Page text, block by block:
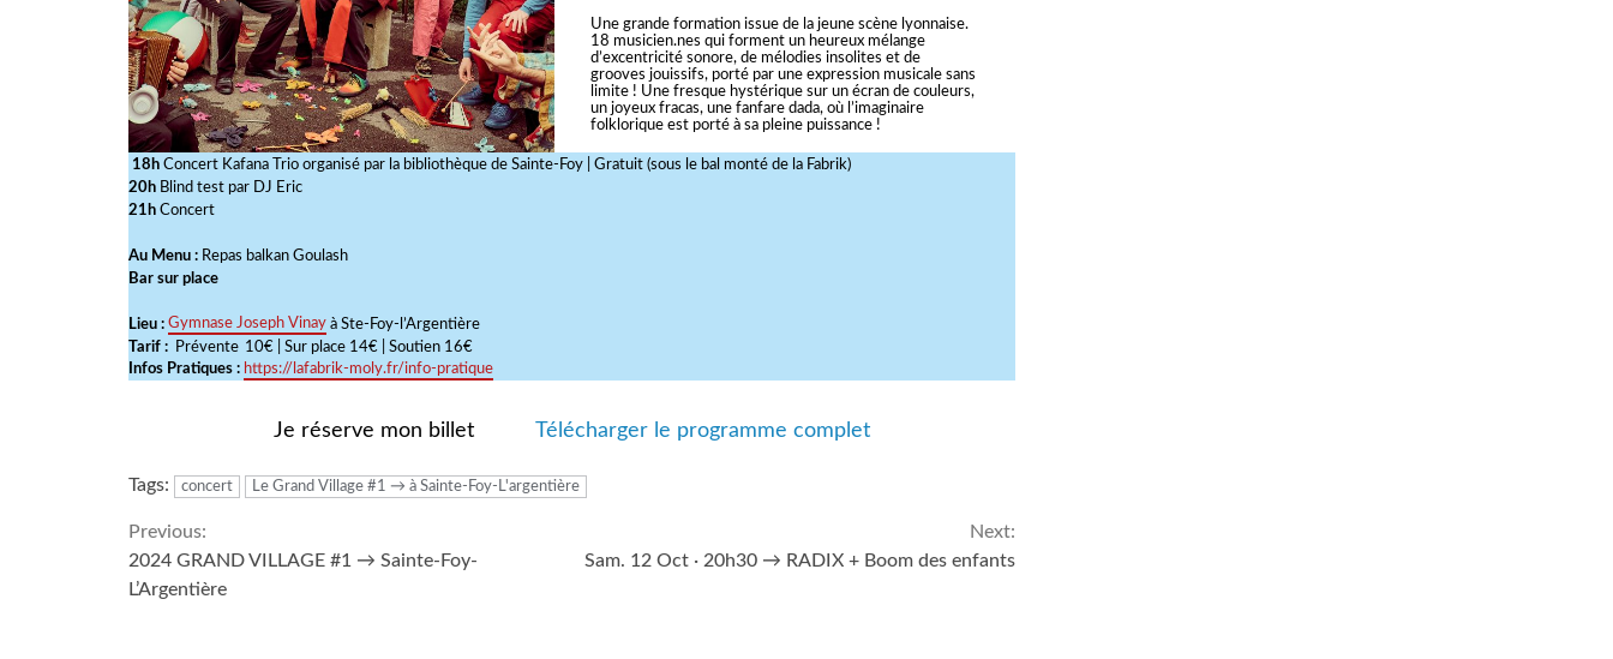
Une grande formation issue de la jeune scène lyonnaise.
18 musicien.nes qui forment un heureux mélange
d’excentricité sonore, de mélodies insolites et de
grooves jouissifs, porté par une expression musicale sans
limite ! Une fresque hystérique sur un écran de couleurs,
un joyeux fracas, une fanfare dada, où l’imaginaire
folklorique est porté à sa pleine puissance !
18hConcert Kafana Trio organisé par la bibliothèque de Sainte-Foy | Gratuit (sous le bal monté de la Fabrik)
20h Blind test par DJ Eric
21h Concert
Au Menu : Repas balkan Goulash
Bar sur place
Lieu : Gymnase Joseph Vinay à Ste-Foy-l’Argentière
Tarif :
Prévente 10€ | Sur place 14€ | Soutien 16€
Infos Pratiques : https://lafabrik-moly.fr/info-pratique
Je réserve mon billet Télécharger le programme complet
Tags: concert Le Grand Village #1 → à Sainte-Foy-L'argentière
Continue
Reading
Previous:
2024 GRAND VILLAGE #1 → Sainte-Foy-
L’Argentière
Next:
Sam. 12 Oct · 20h30 → RADIX + Boom des enfants